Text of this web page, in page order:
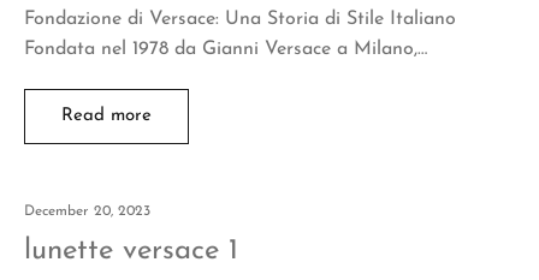
Fondazione di Versace: Una Storia di Stile Italiano
Fondata nel 1978 da Gianni Versace a Milano,…
Read more
December 20, 2023
lunette versace 1